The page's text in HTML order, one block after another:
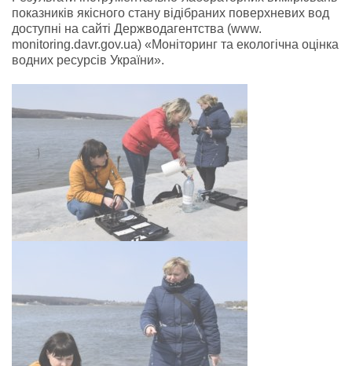
показників якісного стану відібраних поверхневих вод
доступні на сайті Держводагентства (www.
monitoring.davr.gov.ua) «Моніторинг та екологічна оцінка
водних ресурсів України».